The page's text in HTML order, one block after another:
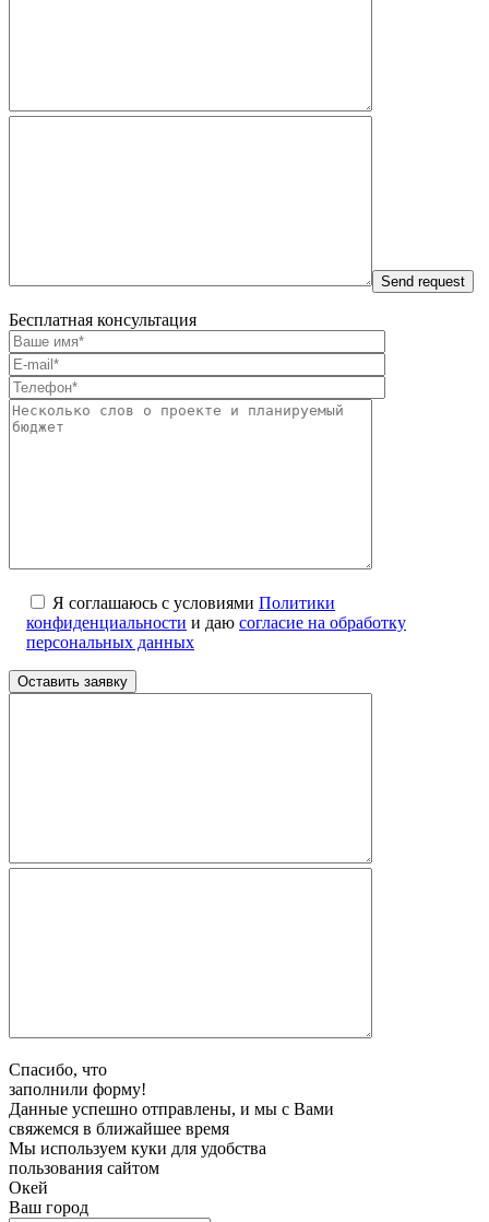
Бесплатная консультация
Я соглашаюсь с условиями Политики
конфиденциальности и даю согласие на обработку
персональных данных
Спасибо, что
заполнили форму!
Данные успешно отправлены, и мы с Вами
свяжемся в ближайшее время
Мы используем куки для удобства
пользования сайтом
Окей
Ваш город